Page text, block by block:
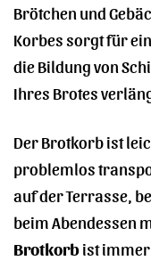
Brötchen und
Korbes sorgt für
die Bildung von
Ihres Brotes
Der Brotkorb ist
problemlos
auf der Terrasse,
beim Abendessen
Brotkorbist immer